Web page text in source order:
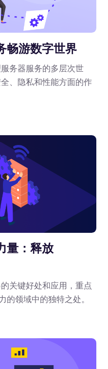
畅游数字世界
务器服务的多层次世
、隐私和性能方面的作
量：释放
关键好处和应用，重点
的领域中的独特之处。